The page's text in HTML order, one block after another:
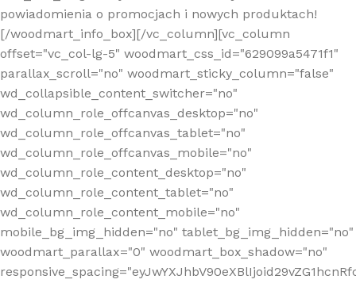
powiadomienia o promocjach i nowych produktach!
[/woodmart_info_box][/vc_column][vc_column
offset="vc_col-lg-5" woodmart_css_id="629099a5471f1"
parallax_scroll="no" woodmart_sticky_column="false"
wd_collapsible_content_switcher="no"
wd_column_role_offcanvas_desktop="no"
wd_column_role_offcanvas_tablet="no"
wd_column_role_offcanvas_mobile="no"
wd_column_role_content_desktop="no"
wd_column_role_content_tablet="no"
wd_column_role_content_mobile="no"
mobile_bg_img_hidden="no" tablet_bg_img_hidden="no"
woodmart_parallax="0" woodmart_box_shadow="no"